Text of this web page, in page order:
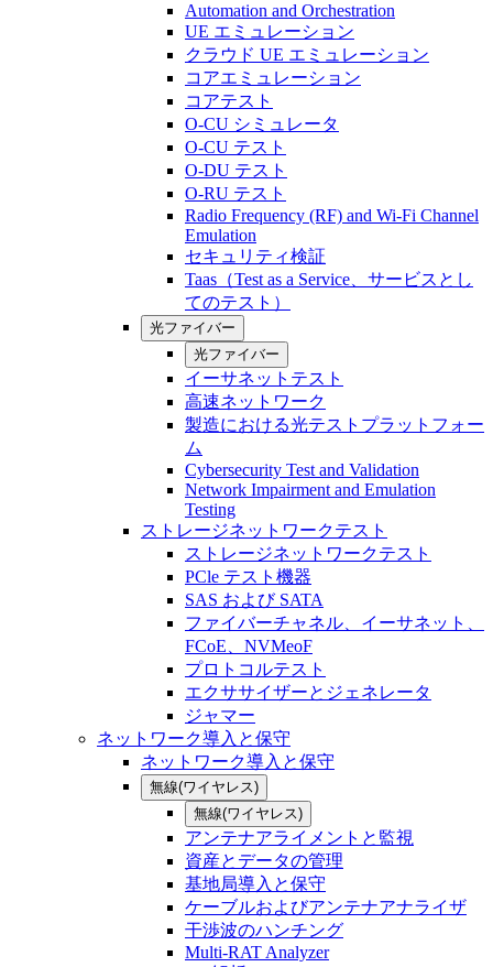
Automation and Orchestration
UE エミュレーション
クラウド UE エミュレーション
コアエミュレーション
コアテスト
O-CU シミュレータ
O-CU テスト
O-DU テスト
O-RU テスト
Radio Frequency (RF) and Wi-Fi Channel
Emulation
セキュリティ検証
Taas（Test as a Service、サービスとし
てのテスト）
光ファイバー
光ファイバー
イーサネットテスト
高速ネットワーク
製造における光テストプラットフォー
ム
Cybersecurity Test and Validation
Network Impairment and Emulation
Testing
ストレージネットワークテスト
ストレージネットワークテスト
PCle テスト機器
SAS および SATA
ファイバーチャネル、イーサネット、
FCoE、NVMeoF
プロトコルテスト
エクササイザーとジェネレータ
ジャマー
ネットワーク導入と保守
ネットワーク導入と保守
無線(ワイヤレス)
無線(ワイヤレス)
アンテナアライメントと監視
資産とデータの管理
基地局導入と保守
ケーブルおよびアンテナアナライザ
干渉波のハンチング
Multi-RAT Analyzer